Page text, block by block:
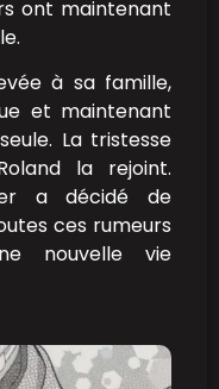
ont maintenant
à sa famille,
et maintenant
La tristesse
la rejoint.
a décidé de
ces rumeurs
nouvelle vie